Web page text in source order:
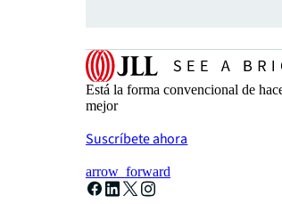
Está la forma convencional de
mejor
Suscríbete ahora
arrow_forward